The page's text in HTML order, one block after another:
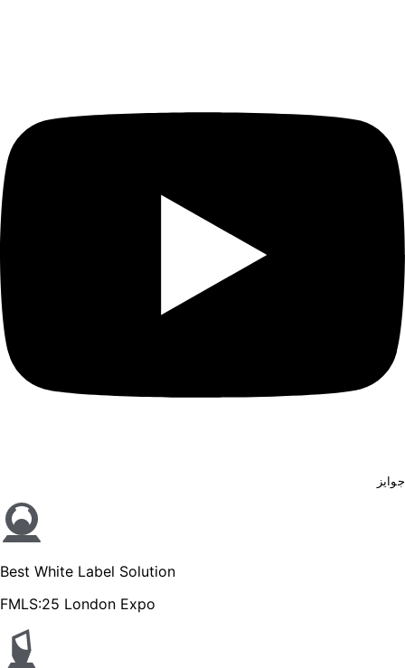
جوایز
Best White Label Solution
FMLS:25 London Expo